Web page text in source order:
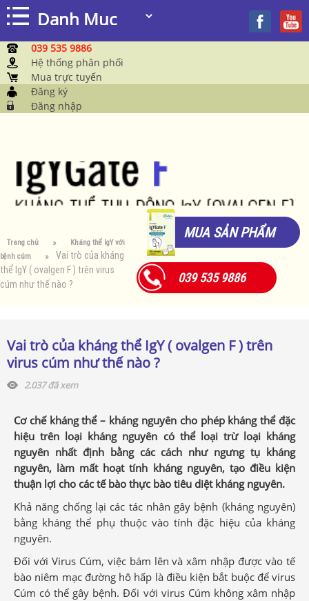
039 535 9886
Hệ thống phân phối
Mua trực tuyến
Đăng ký
Đăng nhập
MUA SẢN PHẨM
039 535 9886
Trang chủ
Kháng thể IgY với
bệnh cúm
Vai trò của kháng
thể IgY ( ovalgen F ) trên virus
cúm như thế nào ?
Vai trò của kháng thể IgY ( ovalgen F ) trên
virus cúm như thế nào ?
2.037 đã xem
Cơ chế kháng thể – kháng nguyên cho phép kháng thể đặc
hiệu trên loại kháng nguyên có thể loại trừ loại kháng
nguyên nhất định bằng các cách như ngưng tụ kháng
nguyên, làm mất hoạt tính kháng nguyên, tạo điều kiện
thuận lợi cho các tế bào thực bào tiêu diệt kháng nguyên.
Khả năng chống lại các tác nhân gây bệnh (kháng nguyên)
bằng kháng thể phụ thuộc vào tính đặc hiệu của kháng
nguyên.
Đối với Virus Cúm, việc bám lên và xâm nhập được vào tế
bào niêm mạc đường hô hấp là điều kiện bắt buộc để virus
Cúm có thể gây bệnh. Đối với virus Cúm không xâm nhập